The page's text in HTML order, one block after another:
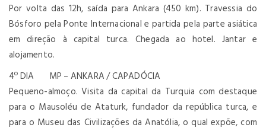
Por volta das 12h, saída para Ankara (450 km). Travessia do
Bósforo pela Ponte Internacional e partida pela parte asiática
em direção à capital turca. Chegada ao hotel. Jantar e
alojamento.
4º DIA MP – ANKARA / CAPADÓCIA
Pequeno-almoço. Visita da capital da Turquia com destaque
para o Mausoléu de Ataturk, fundador da república turca, e
para o Museu das Civilizações da Anatólia, o qual expõe, com